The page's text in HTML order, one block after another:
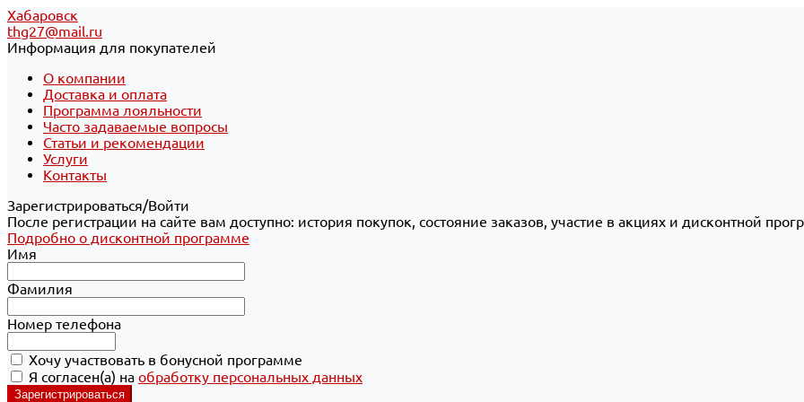
Хабаровск
thg27@mail.ru
Информация для покупателей
О компании
Доставка и оплата
Программа лояльности
Часто задаваемые вопросы
Статьи и рекомендации
Услуги
Контакты
Зарегистрироваться/Войти
После регистрации на сайте вам доступно: история покупок, состояние заказов, участие в акциях и дисконтной
Подробно о дисконтной программе
Имя
Фамилия
Номер телефона
Хочу участвовать в бонусной программе
Я согласен(а) на обработку персональных данных